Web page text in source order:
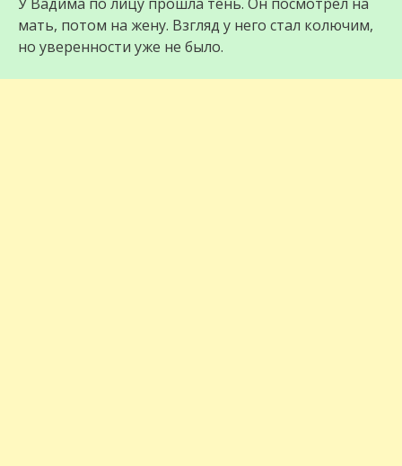
мать, потом на жену. Взгляд у него стал колючим,
но уверенности уже не было.